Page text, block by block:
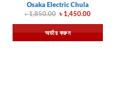
Osaka Electric Chula
৳1,850.00 Original
price
was:
৳ 1,850.00.
৳1,450.00Current
is:
৳ 1,450.00.
অর্ডার করুন